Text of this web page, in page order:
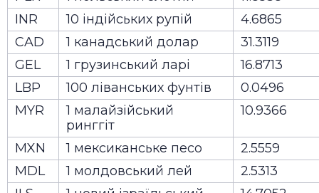
INR
10 індійських рупій
4.6865
CAD
1 канадський долар
31.3119
GEL
1 грузинський ларі
16.8713
LBP
100 ліванських фунтів
0.0496
MYR
1 малайзійський
ринггіт
10.9366
MXN 1 мексиканське песо
2.5559
MDL
1 молдовський лей
2.5313